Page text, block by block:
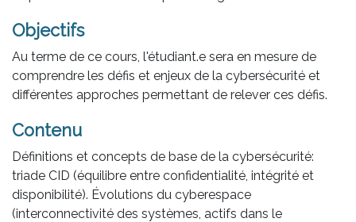
Objectifs
Au terme de ce cours, l'étudiant.e sera en mesure de
comprendre les défis et enjeux de la cybersécurité et
différentes approches permettant de relever ces défis.
Contenu
Définitions et concepts de base de la cybersécurité:
triade CID (équilibre entre confidentialité, intégrité et
disponibilité). Évolutions du cyberespace
(interconnectivité des systèmes, actifs dans le